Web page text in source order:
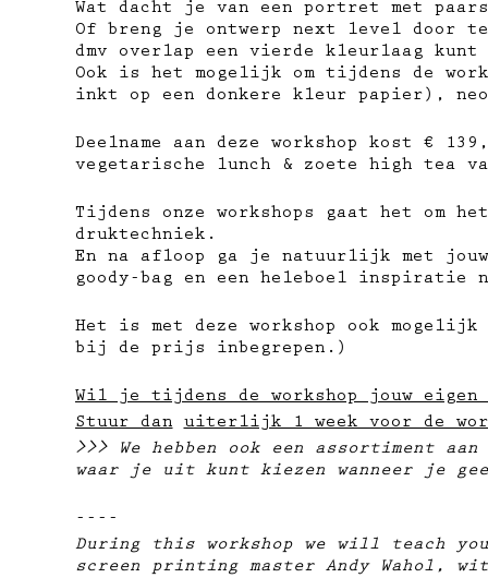
Wat dacht je van een portret met
Of breng je ontwerp next level door
dmv overlap een vierde kleurlaag kunt
Ook is het mogelijk om tijdens de
inkt op een donkere kleur papier),
Deelname aan deze workshop kost €
vegetarische lunch & zoete high tea
Tijdens onze workshops gaat het om
druktechniek.
En na afloop ga je natuurlijk met
goody-bag en een heleboel inspiratie
Het is met deze workshop ook
bij de prijs inbegrepen.)
Wil je tijdens de workshop jouw eigen
Stuur dan
uiterlijk 1 week voor de
>>> We hebben ook een assortiment
waar je uit kunt kiezen wanneer je
----
During this workshop we will teach
screen printing master Andy Wahol,